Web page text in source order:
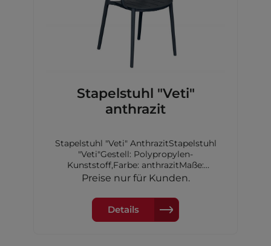
Stapelstuhl "Veti"
anthrazit
Stapelstuhl "Veti" AnthrazitStapelstuhl
"Veti"Gestell: Polypropylen-
Kunststoff,Farbe: anthrazitMaße:
52,5x53x79cm
Preise nur für Kunden.
Details